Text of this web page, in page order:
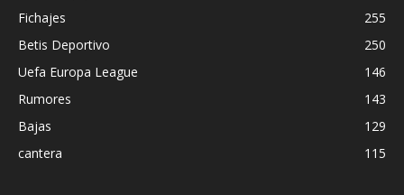
Fichajes
255
Betis Deportivo
250
Uefa Europa League
146
Rumores
143
Bajas
129
cantera
115